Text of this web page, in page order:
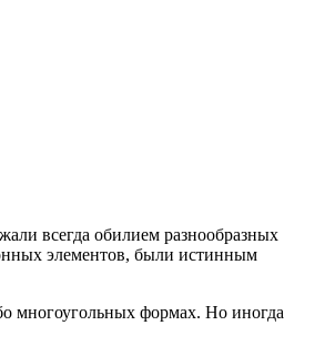
всегда обилием разнообразных
элементов, были истинным
многоугольных формах. Но иногда